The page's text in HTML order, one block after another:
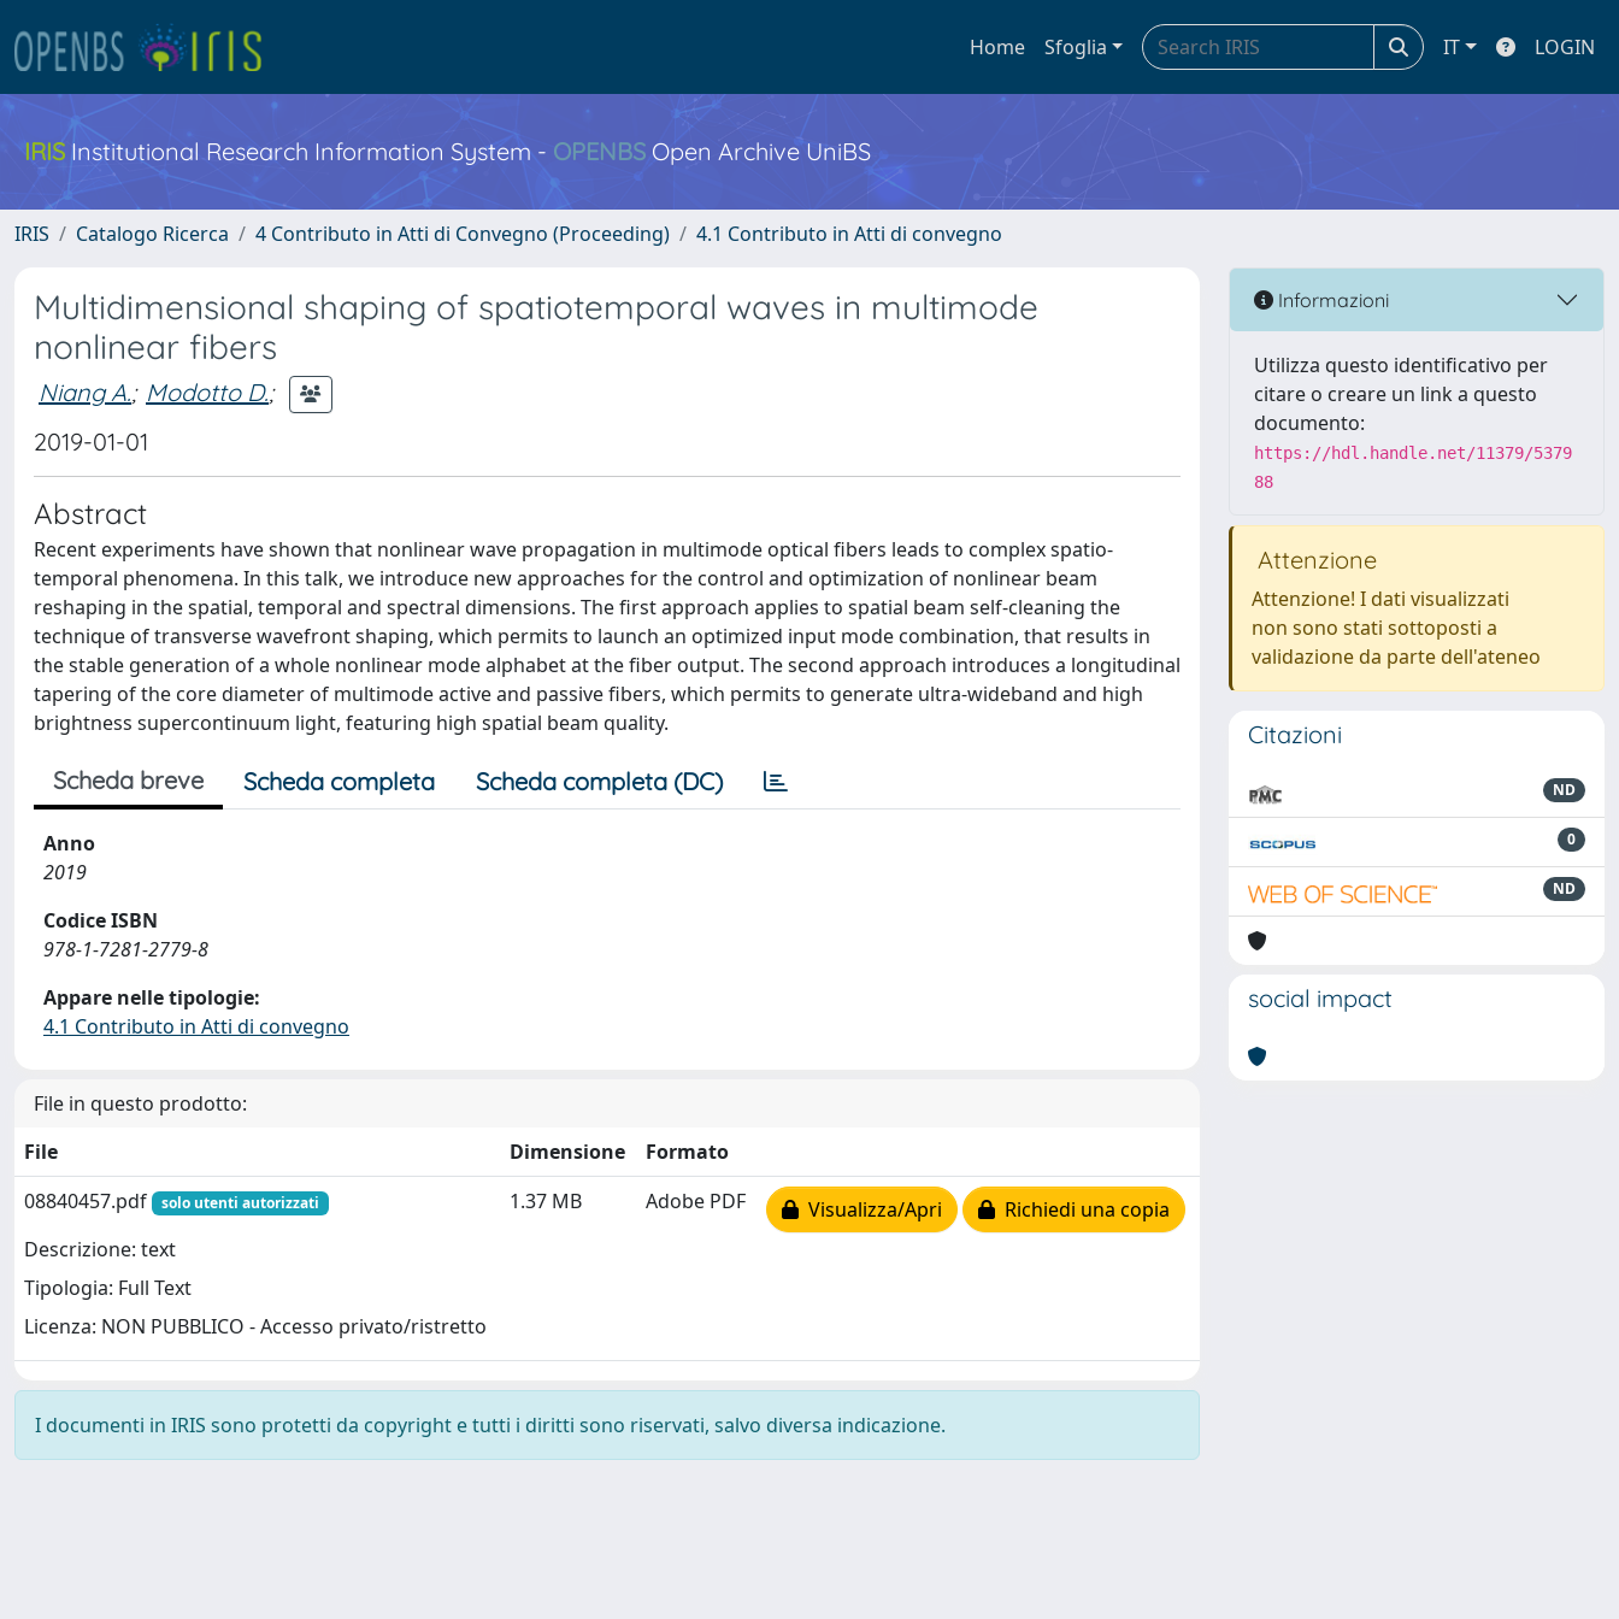
Home Sfoglia IT LOGIN
IRIS Institutional Research Information System - OPENBS Open Archive UniBS
IRIS Catalogo Ricerca 4 Contributo in Atti di Convegno (Proceeding) 4.1 Contributo in Atti di convegno
Multidimensional shaping of spatiotemporal waves in multimode
nonlinear fibers
Niang A.; Modotto D.;
2019-01-01
Abstract
Recent experiments have shown that nonlinear wave propagation in multimode optical fibers leads to complex spatio-
temporal phenomena. In this talk, we introduce new approaches for the control and optimization of nonlinear beam
reshaping in the spatial, temporal and spectral dimensions. The first approach applies to spatial beam self-cleaning the
technique of transverse wavefront shaping, which permits to launch an optimized input mode combination, that results in
the stable generation of a whole nonlinear mode alphabet at the fiber output. The second approach introduces a longitudinal
tapering of the core diameter of multimode active and passive fibers, which permits to generate ultra-wideband and high
brightness supercontinuum light, featuring high spatial beam quality.
Scheda breve Scheda completa Scheda completa (DC)
Anno
2019
Codice ISBN
978-1-7281-2779-8
Appare nelle tipologie:
4.1 Contributo in Atti di convegno
File in questo prodotto:
File
Dimensione
Formato
08840457.pdf
solo utenti autorizzati
Descrizione: text
Tipologia: Full Text
Licenza: NON PUBBLICO - Accesso privato/ristretto
1.37 MB Adobe PDF Visualizza/Apri Richiedi una copia
I documenti in IRIS sono protetti da copyright e tutti i diritti sono riservati, salvo diversa indicazione.
Informazioni
Utilizza questo identificativo per
citare o creare un link a questo
documento:
https://hdl.handle.net/11379/5379
88
Attenzione
Attenzione! I dati visualizzati
non sono stati sottoposti a
validazione da parte dell'ateneo
Citazioni
ND
0
ND
social impact